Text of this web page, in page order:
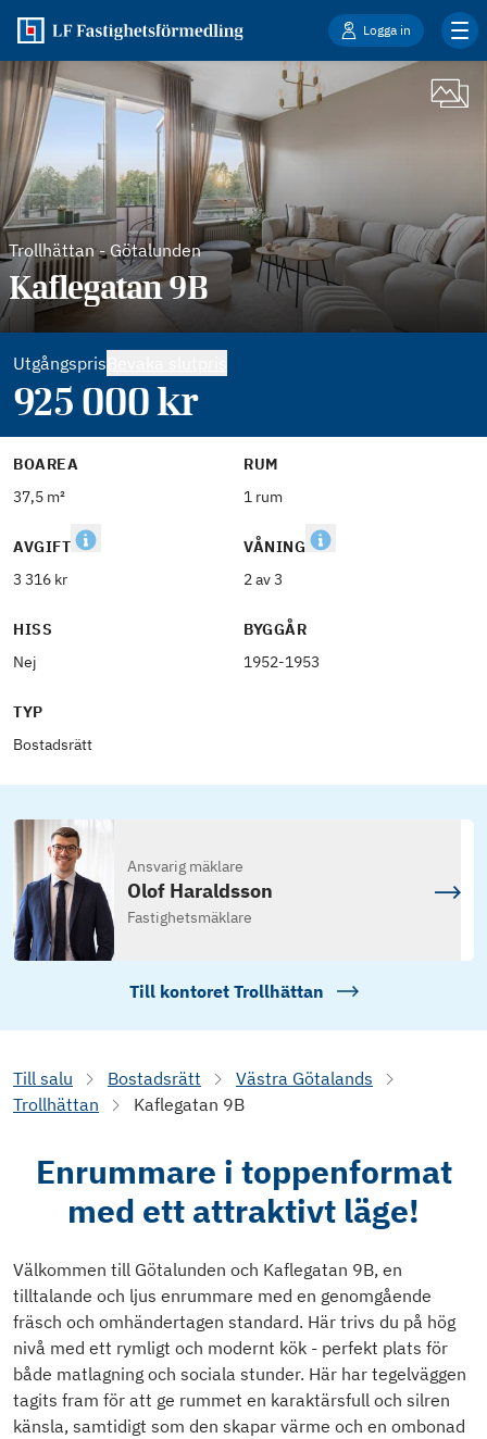
Logga in
Trollhättan-Götalunden
Kaflegatan 9B
Utgångspris
925 000kr
BOAREA
37,5 m²
RUM
1 rum
AVGIFT
3 316 kr
VÅNING
2 av 3
HISS
Nej
BYGGÅR
1952-1953
TYP
Bostadsrätt
Ansvarig mäklare
Olof Haraldsson
Fastighetsmäklare
Till kontoret Trollhättan
Till salu Bostadsrätt
Västra Götalands
Trollhättan
Kaflegatan 9B
Enrummare i toppenformat
med ett attraktivt läge!
Välkommen till Götalunden och Kaflegatan 9B, en
tilltalande och ljus enrummare med en genomgående
fräsch och omhändertagen standard. Här trivs du på hög
nivå med ett rymligt och modernt kök - perfekt plats för
både matlagning och sociala stunder. Här har tegelväggen
tagits fram för att ge rummet en karaktärsfull och silren
känsla, samtidigt som den skapar värme och en ombonad